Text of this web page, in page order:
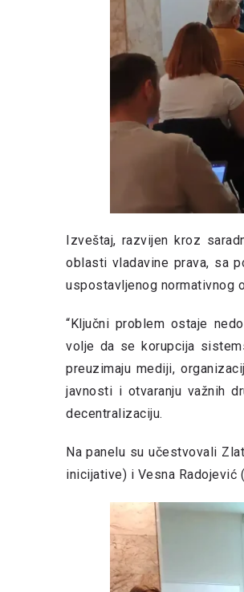
Izveštaj, razvijen kroz
oblasti vladavine prava, sa
uspostavljenog normativnog
“Ključni problem ostaje
volje da se korupcija
preuzimaju mediji,
javnosti i otvaranju važnih
decentralizaciju.
Na panelu su učestvovali
inicijative) i Vesna Radojević